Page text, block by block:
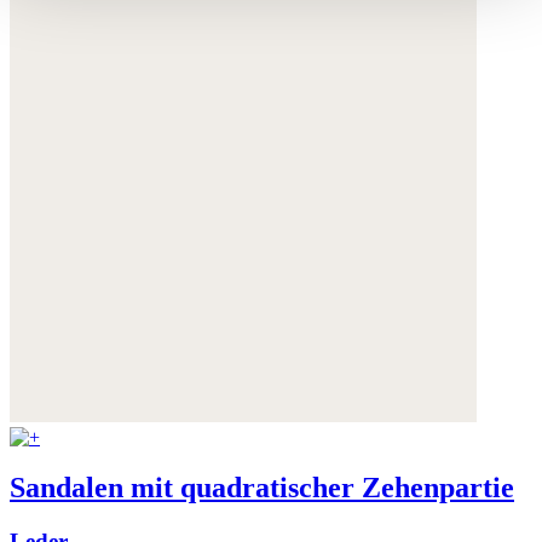
Sandalen mit quadratischer Zehenpartie